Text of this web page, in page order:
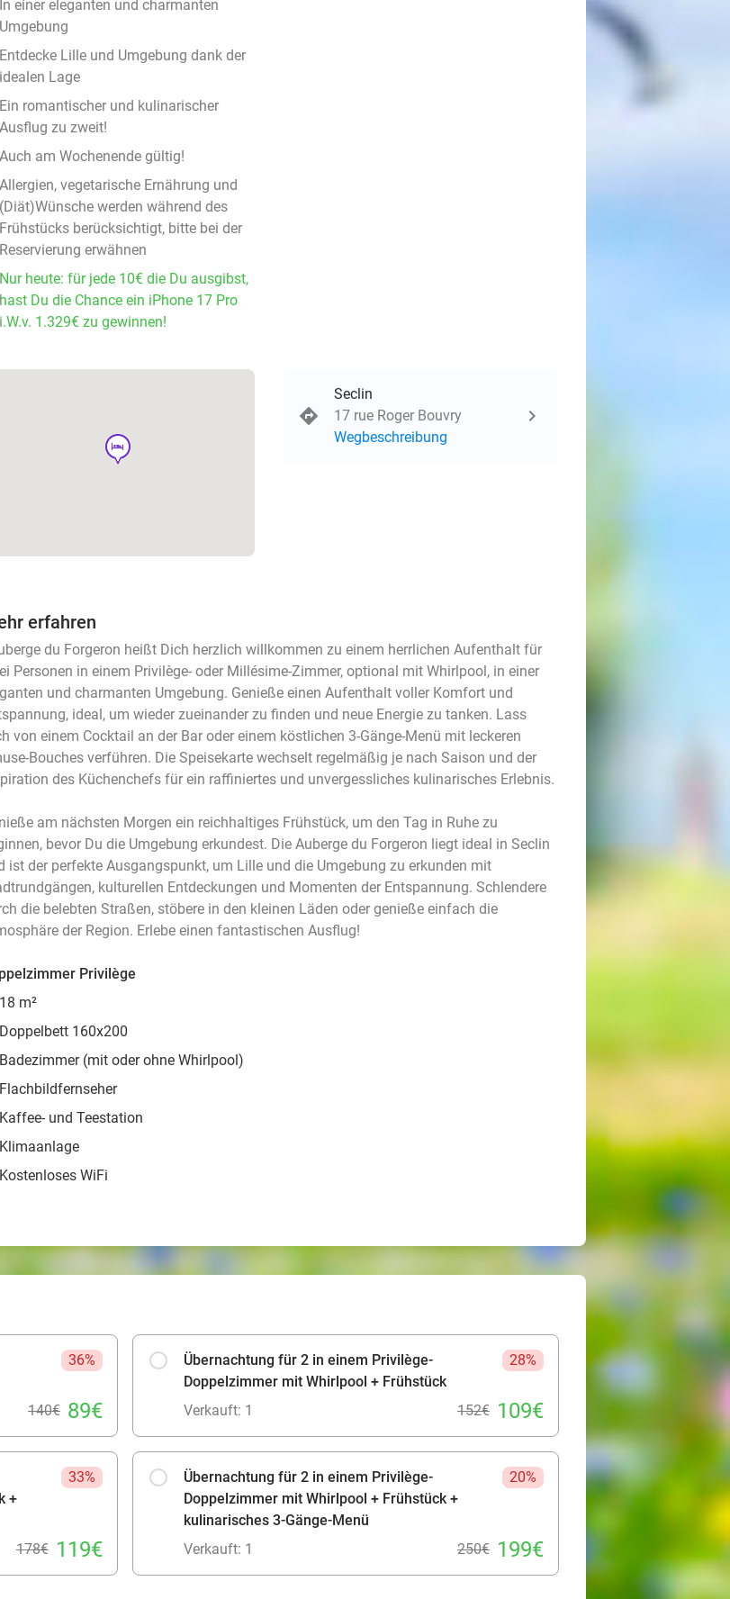
In einer eleganten und charmanten
Umgebung
Entdecke Lille und Umgebung dank der
idealen Lage
Ein romantischer und kulinarischer
Ausflug zu zweit!
Auch am Wochenende gültig!
Allergien, vegetarische Ernährung und
(Diät)Wünsche werden während des
Frühstücks berücksichtigt, bitte bei der
Reservierung erwähnen
Nur heute: für jede 10€ die Du ausgibst,
hast Du die Chance ein iPhone 17 Pro
i.W.v. 1.329€ zu gewinnen!
hotel
Seclin
17 rue Roger Bouvry
Wegbeschreibung
erfahren
du Forgeron heißt Dich herzlich willkommen zu einem herrlichen Aufenthalt für
Personen in einem Privilège- oder Millésime-Zimmer, optional mit Whirlpool, in einer
und charmanten Umgebung. Genieße einen Aufenthalt voller Komfort und
ideal, um wieder zueinander zu finden und neue Energie zu tanken. Lass
von einem Cocktail an der Bar oder einem köstlichen 3-Gänge-Menü mit leckeren
Bouches verführen. Die Speisekarte wechselt regelmäßig je nach Saison und der
des Küchenchefs für ein raffiniertes und unvergessliches kulinarisches Erlebnis.
am nächsten Morgen ein reichhaltiges Frühstück, um den Tag in Ruhe zu
bevor Du die Umgebung erkundest. Die Auberge du Forgeron liegt ideal in Seclin
ist der perfekte Ausgangspunkt, um Lille und die Umgebung zu erkunden mit
kulturellen Entdeckungen und Momenten der Entspannung. Schlendere
die belebten Straßen, stöbere in den kleinen Läden oder genieße einfach die
der Region. Erlebe einen fantastischen Ausflug!
Privilège
18 m²
Doppelbett 160x200
Badezimmer (mit oder ohne Whirlpool)
Flachbildfernseher
Kaffee- und Teestation
Klimaanlage
Kostenloses WiFi
36%
140€ 89€
Übernachtung für 2 in einem Privilège-
Doppelzimmer mit Whirlpool + Frühstück
28%
Verkauft: 1 152€ 109€
+
33%
178€ 119€
Übernachtung für 2 in einem Privilège-
Doppelzimmer mit Whirlpool + Frühstück +
kulinarisches 3-Gänge-Menü
20%
Verkauft: 1 250€ 199€